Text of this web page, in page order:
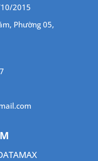
2015
Phường 05,